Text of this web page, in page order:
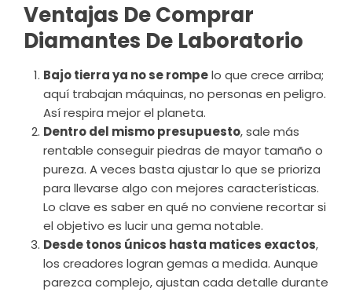
Ventajas De Comprar
Diamantes De Laboratorio
Bajo tierra ya no se rompelo que crece arriba;
aquí trabajan máquinas, no personas en peligro.
Así respira mejor el planeta.
Dentro del mismo presupuesto, sale más
rentable conseguir piedras de mayor tamaño o
pureza. A veces basta ajustar lo que se prioriza
para llevarse algo con mejores características.
Lo clave es saber en qué no conviene recortar si
el objetivo es lucir una gema notable.
Desde tonos únicos hasta matices exactos,
los creadores logran gemas a medida. Aunque
parezca complejo, ajustan cada detalle durante